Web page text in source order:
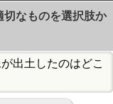
切なものを選択肢か
出土したのはどこ